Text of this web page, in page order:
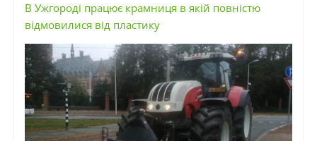
В Ужгороді працює крамниця в якій повністю
відмовилися від пластику